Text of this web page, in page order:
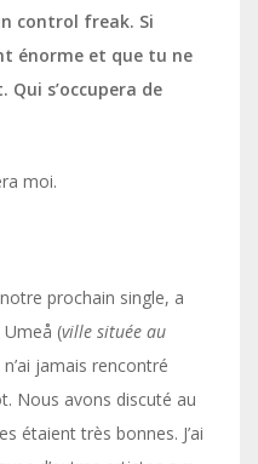
control freak. Si
énorme et que tu ne
Qui s’occupera de
moi.
prochain single, a
(ville située au
jamais rencontré
Nous avons discuté au
étaient très bonnes. J’ai